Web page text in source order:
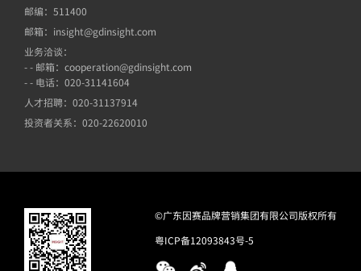
邮编： 511400
邮箱： insight@gdinsight.com
业务洽谈：
- - 邮箱：cooperation@gdinsight.com
- - 电话：020-31141604
人才招聘： 020-31137914
投资者关系： 020-22620010
©广东因赛品牌营销集团有限公司版权所有
粤ICP备12093843号-5